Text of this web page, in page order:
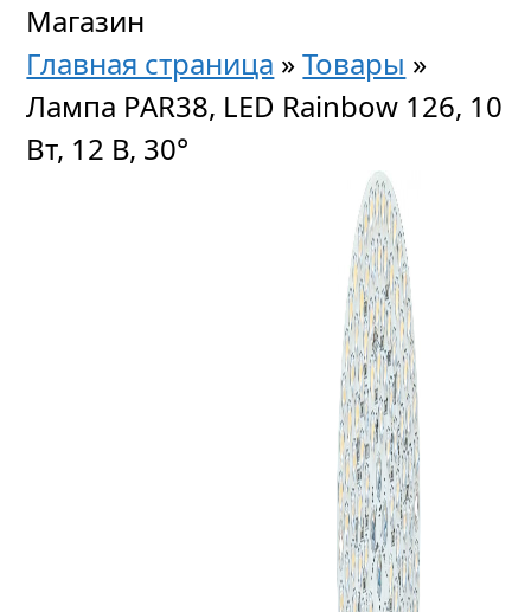
Магазин
Главная страница »Товары »
Лампа PAR38, LED Rainbow 126, 10
Вт, 12 В, 30°